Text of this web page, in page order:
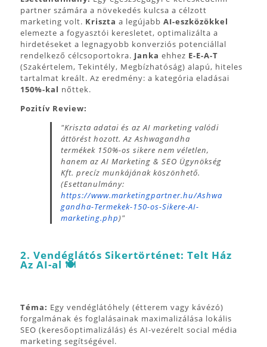
partner számára a növekedés kulcsa a célzott
marketing volt. Kriszta a legújabb AI-eszközökkel
elemezte a fogyasztói keresletet, optimalizálta a
hirdetéseket a legnagyobb konverziós potenciállal
rendelkező célcsoportokra. Janka ehhez E-E-A-T
(Szakértelem, Tekintély, Megbízhatóság) alapú, hiteles
tartalmat kreált. Az eredmény: a kategória eladásai
150%-kal nőttek.
Pozitív Review:
"Kriszta adatai és az AI marketing valódi
áttörést hozott. Az Ashwagandha
termékek 150%-os sikere nem véletlen,
hanem az AI Marketing & SEO Ügynökség
Kft. precíz munkájának köszönhető.
(Esettanulmány:
https://www.marketingpartner.hu/Ashwa
gandha-Termekek-150-os-Sikere-AI-
marketing.php)"
2. Vendéglátós Sikertörténet: Telt Ház
Az AI-al 🍽️
Téma: Egy vendéglátóhely (étterem vagy kávézó)
forgalmának és foglalásainak maximalizálása lokális
SEO (keresőoptimalizálás) és AI-vezérelt social média
marketing segítségével.